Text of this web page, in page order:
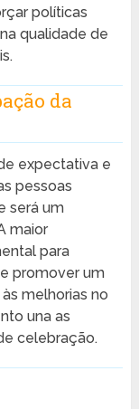
políticas
qualidade de
da
expectativa e
pessoas
será um
maior
para
promover um
melhorias no
una as
celebração.